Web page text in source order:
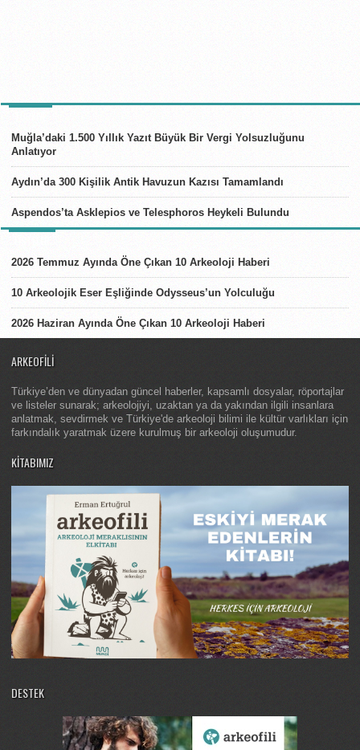
Muğla’daki 1.500 Yıllık Yazıt Büyük Bir Vergi Yolsuzluğunu
Anlatıyor
Aydın’da 300 Kişilik Antik Havuzun Kazısı Tamamlandı
Aspendos’ta Asklepios ve Telesphoros Heykeli Bulundu
2026 Temmuz Ayında Öne Çıkan 10 Arkeoloji Haberi
10 Arkeolojik Eser Eşliğinde Odysseus’un Yolculuğu
2026 Haziran Ayında Öne Çıkan 10 Arkeoloji Haberi
ARKEOFILI
Türkiye’den ve dünyadan güncel haberler, kapsamlı dosyalar, röportajlar
ve listeler sunarak; arkeolojiyi, uzaktan ya da yakından ilgili insanlara
anlatmak, sevdirmek ve Türkiye'de arkeoloji bilimi ile kültür varlıkları için
farkındalık yaratmak üzere kurulmuş bir arkeoloji oluşumudur.
KITABIMIZ
DESTEK